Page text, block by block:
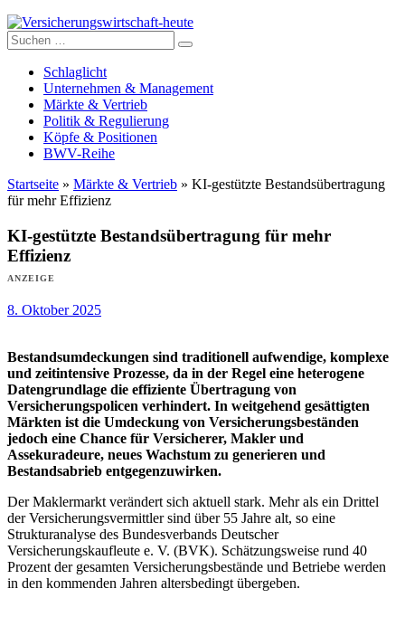
Versicherungswirtschaft-heute
Suche
nach:
Schlaglicht
Unternehmen & Management
Märkte & Vertrieb
Politik & Regulierung
Köpfe & Positionen
BWV-Reihe
Startseite » Märkte & Vertrieb » KI-gestützte Bestandsübertragung
für mehr Effizienz
KI-gestützte Bestandsübertragung für mehr
Effizienz
ANZEIGE
8. Oktober 2025
Bestandsumdeckungen sind traditionell aufwendige, komplexe
und zeitintensive Prozesse, da in der Regel eine heterogene
Datengrundlage die effiziente Übertragung von
Versicherungspolicen verhindert. In weitgehend gesättigten
Märkten ist die Umdeckung von Versicherungsbeständen
jedoch eine Chance für Versicherer, Makler und
Assekuradeure, neues Wachstum zu generieren und
Bestandsabrieb entgegenzuwirken.
Der Maklermarkt verändert sich aktuell stark. Mehr als ein Drittel
der Versicherungsvermittler sind über 55 Jahre alt, so eine
Strukturanalyse des Bundesverbands Deutscher
Versicherungskaufleute e. V. (BVK). Schätzungsweise rund 40
Prozent der gesamten Versicherungsbestände und Betriebe werden
in den kommenden Jahren altersbedingt übergeben.